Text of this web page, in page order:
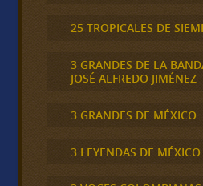
25 TROPICALES DE
3 GRANDES DE LA
JOSÉ ALFREDO JIMÉNEZ
3 GRANDES DE MÉXICO
3 LEYENDAS DE MÉXICO